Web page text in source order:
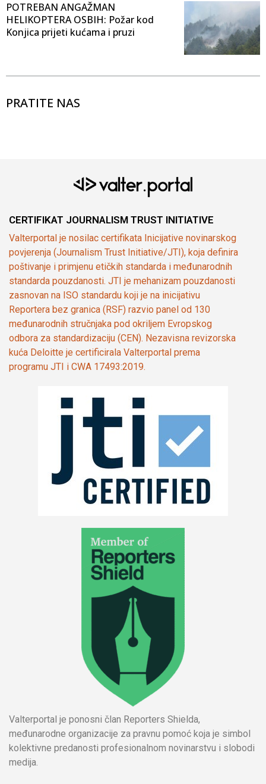
POTREBAN ANGAŽMAN
HELIKOPTERA OSBIH: Požar kod
Konjica prijeti kućama i pruzi
PRATITE NAS
CERTIFIKAT JOURNALISM TRUST INITIATIVE
Valterportal je nosilac certifikata Inicijative novinarskog
povjerenja (Journalism Trust Initiative/JTI), koja definira
poštivanje i primjenu etičkih standarda i međunarodnih
standarda pouzdanosti. JTI je mehanizam pouzdanosti
zasnovan na ISO standardu koji je na inicijativu
Reportera bez granica (RSF) razvio panel od 130
međunarodnih stručnjaka pod okriljem Evropskog
odbora za standardizaciju (CEN). Nezavisna revizorska
kuća Deloitte je certificirala Valterportal prema
programu JTI i CWA 17493:2019.
Valterportal je ponosni član Reporters Shielda,
međunarodne organizacije za pravnu pomoć koja je simbol
kolektivne predanosti profesionalnom novinarstvu i slobodi
medija.